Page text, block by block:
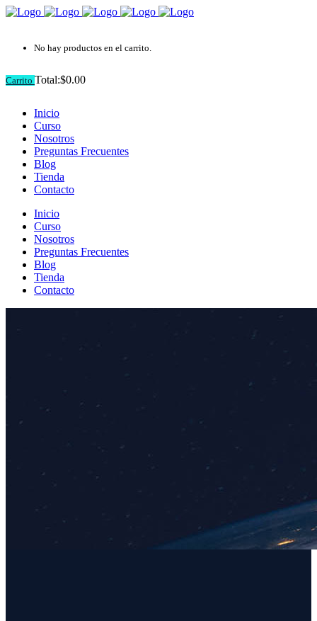
No hay productos en el carrito.
Carrito Total:$0.00
Inicio
Curso
Nosotros
Preguntas Frecuentes
Blog
Tienda
Contacto
Inicio
Curso
Nosotros
Preguntas Frecuentes
Blog
Tienda
Contacto